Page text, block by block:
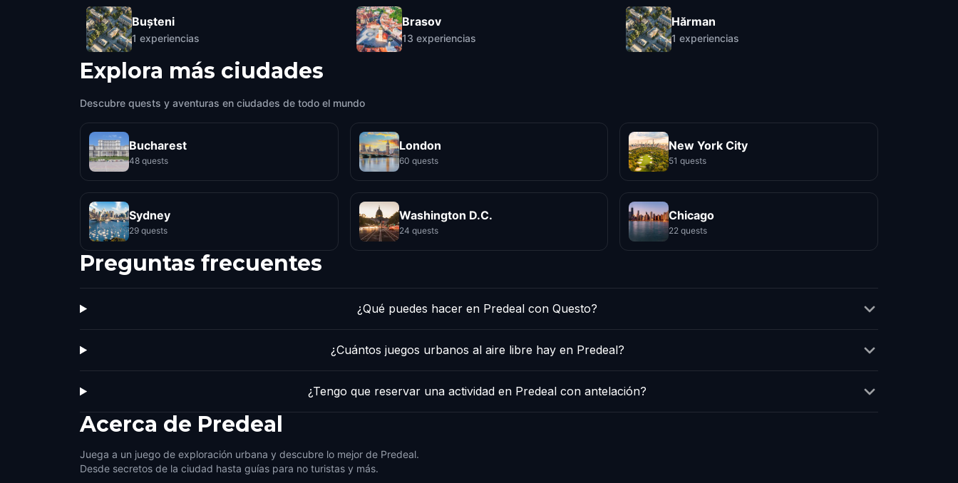
Bușteni
1 experiencias
Brasov
13 experiencias
Hărman
1 experiencias
Explora más ciudades
Descubre quests y aventuras en ciudades de todo el mundo
Bucharest
48 quests
London
60 quests
New York City
51 quests
Sydney
29 quests
Washington D.C.
24 quests
Chicago
22 quests
Preguntas frecuentes
¿Qué puedes hacer en Predeal con Questo?
¿Cuántos juegos urbanos al aire libre hay en Predeal?
¿Tengo que reservar una actividad en Predeal con antelación?
Acerca de Predeal
Juega a un juego de exploración urbana y descubre lo mejor de Predeal.
Desde secretos de la ciudad hasta guías para no turistas y más.